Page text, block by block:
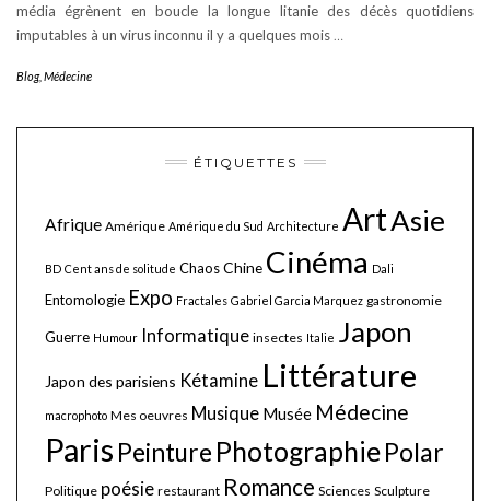
média égrènent en boucle la longue litanie des décès quotidiens
imputables à un virus inconnu il y a quelques mois …
Blog, Médecine
ÉTIQUETTES
Afrique Amérique Amérique du Sud Architecture ArtAsie
BD Cent ans de solitude ChaosChine Cinéma Dali
Entomologie Expo Fractales Gabriel Garcia Marquez gastronomie
Guerre Humour Informatique insectes Italie Japon
Japon des parisiens Kétamine Littérature
macrophoto Mes oeuvres Musique Musée Médecine
Paris Peinture PhotographiePolar
Politique poésie restaurant Romance Sciences Sculpture